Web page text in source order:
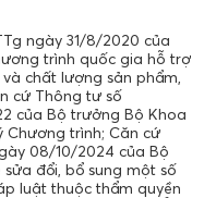
ngày 31/8/2020 của
trình quốc gia hỗ trợ
chất lượng sản phẩm,
cứ Thông tư số
của Bộ trưởng Bộ Khoa
Chương trình; Căn cứ
08/10/2024 của Bộ
đổi, bổ sung một số
luật thuộc thẩm quyền